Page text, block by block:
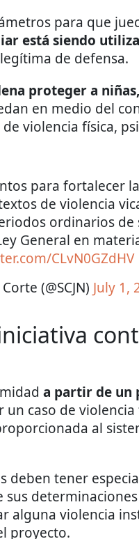
para que
está siendo
de defensa.
proteger a
en medio del
violencia física,
para fortalecer
de violencia
ordinarios de
General en
CLvN0GZdHV
(@SCJN) July 1,
a partir de un
un caso de
al
deben tener
sus determinaciones
alguna violencia
proyecto.